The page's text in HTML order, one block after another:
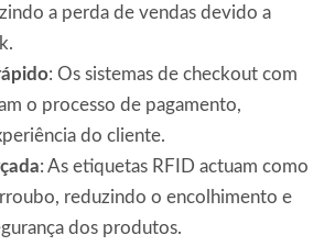
a perda de vendas devido a
: Os sistemas de checkout com
o processo de pagamento,
do cliente.
: As etiquetas RFID actuam como
reduzindo o encolhimento e
dos produtos.